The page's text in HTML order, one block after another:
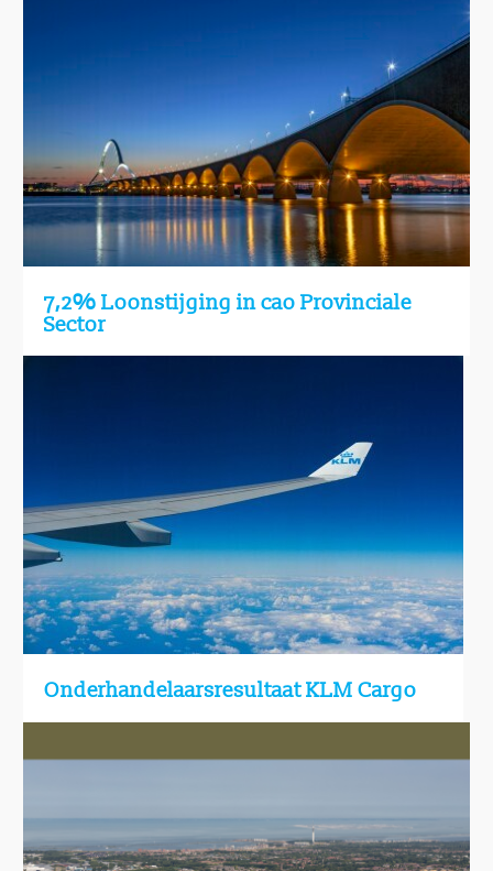
7,2% Loonstijging in cao Provinciale
Sector
Onderhandelaarsresultaat KLM Cargo